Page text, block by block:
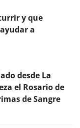
y que
a
desde La
el Rosario de
de Sangre